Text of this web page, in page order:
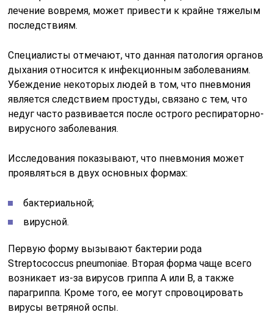
лечение вовремя, может привести к крайне тяжелым
последствиям.
Специалисты отмечают, что данная патология органов
дыхания относится к инфекционным заболеваниям.
Убеждение некоторых людей в том, что пневмония
является следствием простуды, связано с тем, что
недуг часто развивается после острого респираторно-
вирусного заболевания.
Исследования показывают, что пневмония может
проявляться в двух основных формах:
бактериальной;
вирусной.
Первую форму вызывают бактерии рода
Streptococcus pneumoniae. Вторая форма чаще всего
возникает из-за вирусов гриппа А или В, а также
парагриппа. Кроме того, ее могут спровоцировать
вирусы ветряной оспы.